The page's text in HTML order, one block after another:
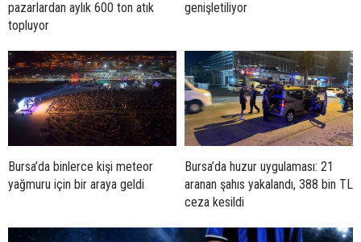
pazarlardan aylık 600 ton atık
topluyor
genişletiliyor
Bursa’da binlerce kişi meteor
yağmuru için bir araya geldi
Bursa’da huzur uygulaması: 21
aranan şahıs yakalandı, 388 bin TL
ceza kesildi